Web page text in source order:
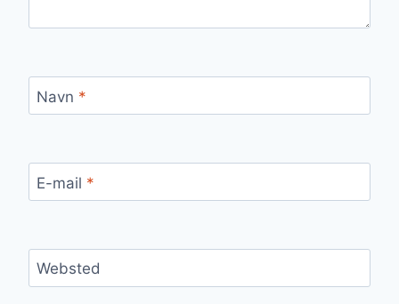
Navn *
E-mail *
Websted